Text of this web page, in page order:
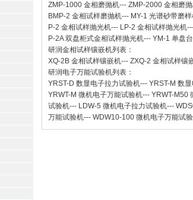
ZMP-1000 金相磨抛机--- ZMP-2000 金相磨
BMP-2 金相试样磨抛机--- MY-1 光谱砂带磨
P-2 金相试样抛光机--- LP-2 金相试样抛光机
P-2A 双盘柜式金相试样抛光机--- YM-1 单盘
研润金相试样镶嵌机列表：
XQ-2B 金相试样镶嵌机--- ZXQ-2 金相试样镶
研润电子万能试验机列表：
YRST-D 数显电子拉力试验机--- YRST-M 数
YRWT-M 微机电子万能试验机--- YRWT-M50
试验机--- LDW-5 微机电子拉力试验机---
万能试验机--- WDW10-100 微机电子万能试